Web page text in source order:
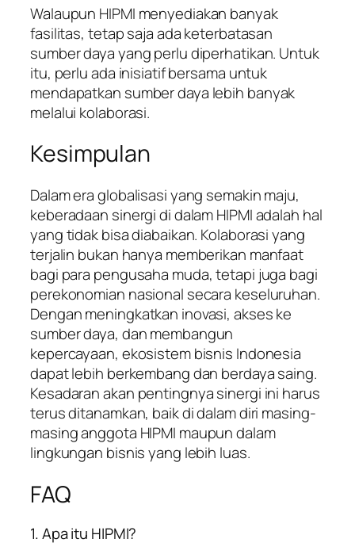
Walaupun HIPMI menyediakan banyak
fasilitas, tetap saja ada keterbatasan
sumber daya yang perlu diperhatikan. Untuk
itu, perlu ada inisiatif bersama untuk
mendapatkan sumber daya lebih banyak
melalui kolaborasi.
Kesimpulan
Dalam era globalisasi yang semakin maju,
keberadaan sinergi di dalam HIPMI adalah hal
yang tidak bisa diabaikan. Kolaborasi yang
terjalin bukan hanya memberikan manfaat
bagi para pengusaha muda, tetapi juga bagi
perekonomian nasional secara keseluruhan.
Dengan meningkatkan inovasi, akses ke
sumber daya, dan membangun
kepercayaan, ekosistem bisnis Indonesia
dapat lebih berkembang dan berdaya saing.
Kesadaran akan pentingnya sinergi ini harus
terus ditanamkan, baik di dalam diri masing-
masing anggota HIPMI maupun dalam
lingkungan bisnis yang lebih luas.
FAQ
1. Apa itu HIPMI?